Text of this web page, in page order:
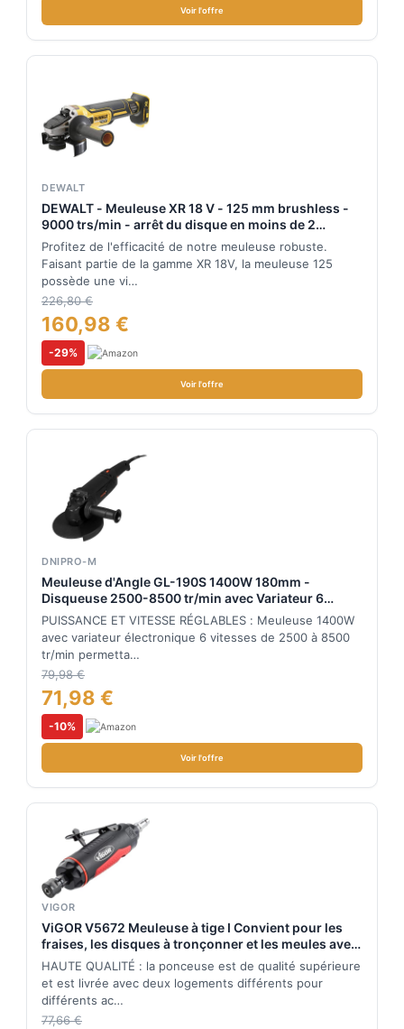
Voir l'offre
DEWALT
DEWALT - Meuleuse XR 18 V - 125 mm brushless -
9000 trs/min - arrêt du disque en moins de 2
secondes - DCG405NT-XJ
Profitez de l'efficacité de notre meuleuse robuste.
Faisant partie de la gamme XR 18V, la meuleuse 125
possède une vi…
226,80 €
160,98 €
-29%
Voir l'offre
DNIPRO-M
Meuleuse d'Angle GL-190S 1400W 180mm -
Disqueuse 2500-8500 tr/min avec Variateur 6
Vitesses, Soft Start, Filetage M14 - Meuleuse Métal
Béton Pierre par Dnipro-M
PUISSANCE ET VITESSE RÉGLABLES : Meuleuse 1400W
avec variateur électronique 6 vitesses de 2500 à 8500
tr/min permetta…
79,98 €
71,98 €
-10%
Voir l'offre
VIGOR
ViGOR V5672 Meuleuse à tige I Convient pour les
fraises, les disques à tronçonner et les meules avec
mandrin de 3 et 6 mm I Meuleuse pour les
professionnels et les artisans ambitieux
HAUTE QUALITÉ : la ponceuse est de qualité supérieure
et est livrée avec deux logements différents pour
différents ac…
77,66 €